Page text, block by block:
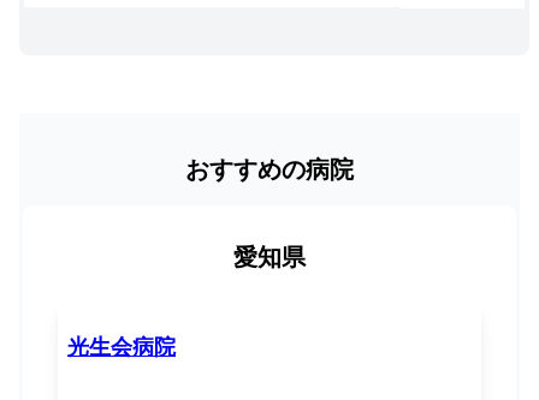
おすすめの病院
愛知県
光生会病院